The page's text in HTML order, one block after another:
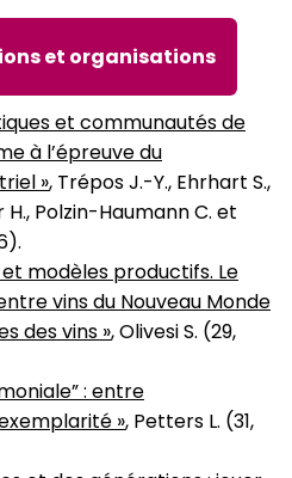
et organisations
et communautés de
à l’épreuve du
», Trépos J.-Y., Ehrhart S.,
H., Polzin-Haumann C. et
modèles productifs. Le
vins du Nouveau Monde
des vins », Olivesi S. (29,
: entre
», Petters L. (31,